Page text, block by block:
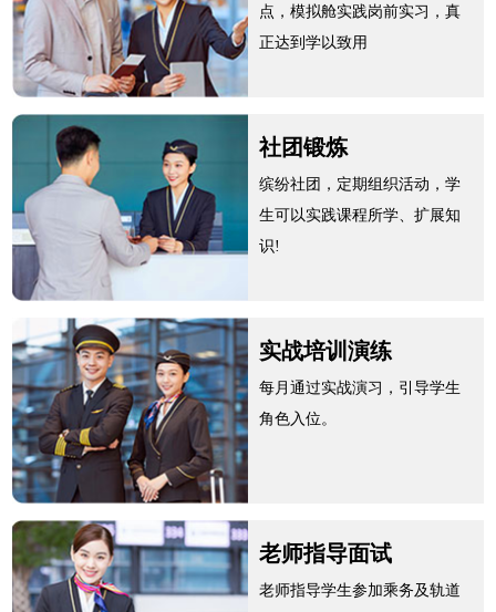
点，模拟舱实践岗前实习，真
正达到学以致用
社团锻炼
缤纷社团，定期组织活动，学
生可以实践课程所学、扩展知
识!
实战培训演练
每月通过实战演习，引导学生
角色入位。
老师指导面试
老师指导学生参加乘务及轨道